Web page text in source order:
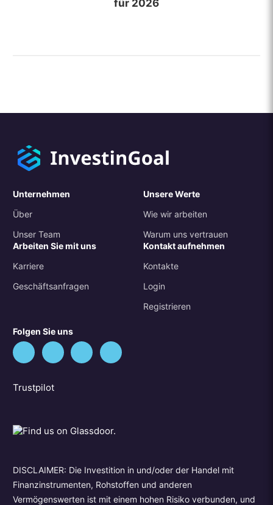
für 2026
Unternehmen
Über
Unser Team
Unsere Werte
Wie wir arbeiten
Warum uns vertrauen
Arbeiten Sie mit uns
Karriere
Geschäftsanfragen
Kontakt aufnehmen
Kontakte
Login
Registrieren
Folgen Sie uns
Trustpilot
DISCLAIMER: Die Investition in und/oder der Handel mit
Finanzinstrumenten, Rohstoffen und anderen
Vermögenswerten ist mit einem hohen Risiko verbunden, und